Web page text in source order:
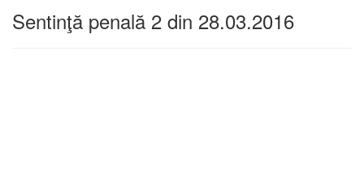
Sentinţă penală 2 din 28.03.2016